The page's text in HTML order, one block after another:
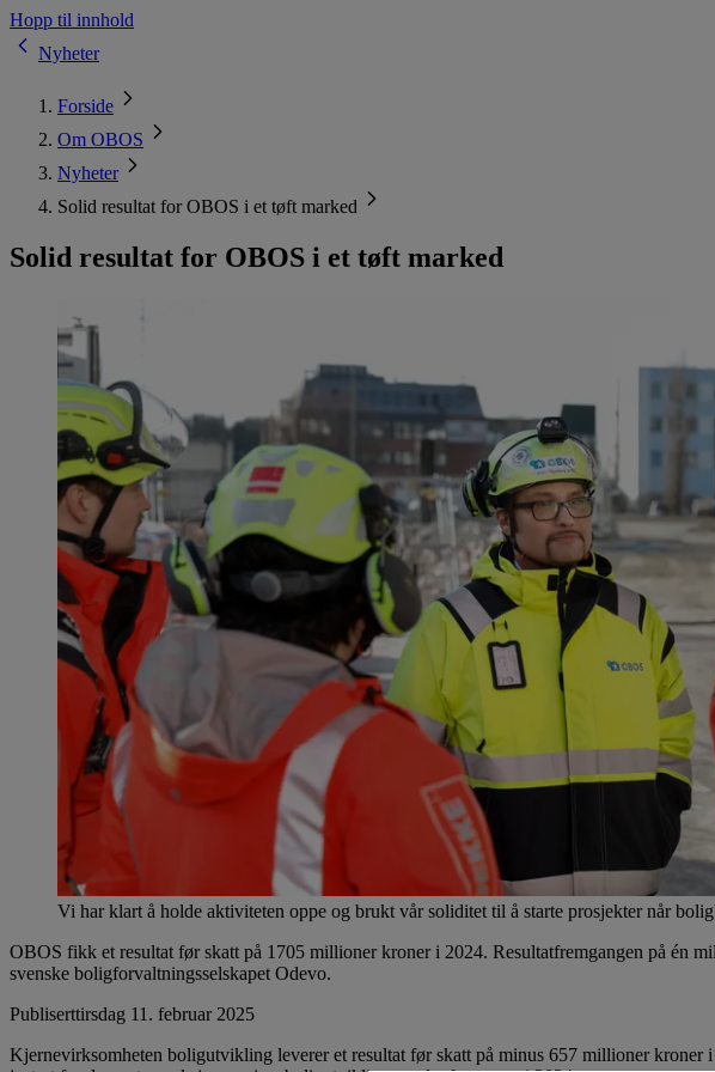
Hopp til innhold
Nyheter
Forside
Om OBOS
Nyheter
Solid resultat for OBOS i et tøft marked
Solid resultat for OBOS i et tøft marked
Vi har klart å holde aktiviteten oppe og brukt vår soliditet til å starte prosjekter når
OBOS fikk et resultat før skatt på 1705 millioner kroner i 2024. Resultatfremgangen på én
svenske boligforvaltningsselskapet Odevo.
Publiserttirsdag 11. februar 2025
Kjernevirksomheten boligutvikling leverer et resultat før skatt på minus 657 millioner